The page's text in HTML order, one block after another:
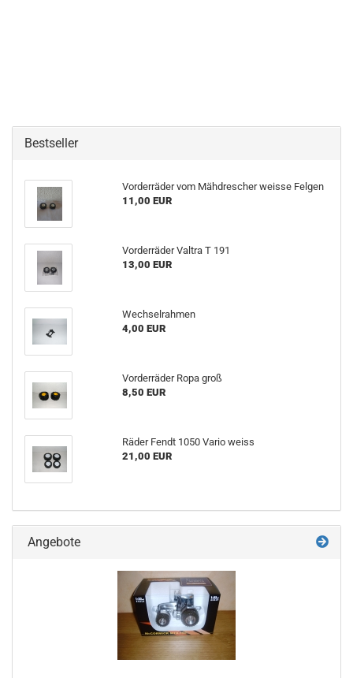
Bestseller
Vorderräder vom Mähdrescher weisse Felgen
11,00 EUR
Vorderräder Valtra T 191
13,00 EUR
Wechselrahmen
4,00 EUR
Vorderräder Ropa groß
8,50 EUR
Räder Fendt 1050 Vario weiss
21,00 EUR
Angebote